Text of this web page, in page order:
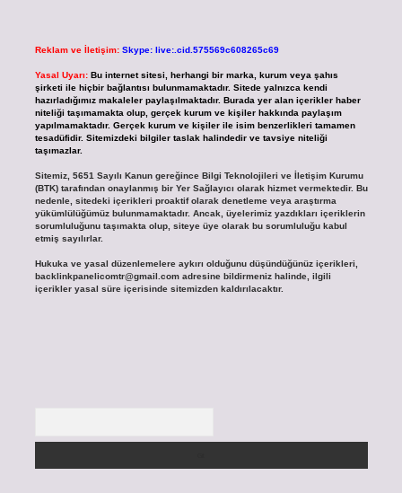
Reklam ve İletişim: Skype: live:.cid.575569c608265c69
Yasal Uyarı: Bu internet sitesi, herhangi bir marka, kurum veya şahıs
şirketi ile hiçbir bağlantısı bulunmamaktadır. Sitede yalnızca kendi
hazırladığımız makaleler paylaşılmaktadır. Burada yer alan içerikler haber
niteliği taşımamakta olup, gerçek kurum ve kişiler hakkında paylaşım
yapılmamaktadır. Gerçek kurum ve kişiler ile isim benzerlikleri tamamen
tesadüfidir. Sitemizdeki bilgiler taslak halindedir ve tavsiye niteliği
taşımazlar.
Sitemiz, 5651 Sayılı Kanun gereğince Bilgi Teknolojileri ve İletişim Kurumu
(BTK) tarafından onaylanmış bir Yer Sağlayıcı olarak hizmet vermektedir. Bu
nedenle, sitedeki içerikleri proaktif olarak denetleme veya araştırma
yükümlülüğümüz bulunmamaktadır. Ancak, üyelerimiz yazdıkları içeriklerin
sorumluluğunu taşımakta olup, siteye üye olarak bu sorumluluğu kabul
etmiş sayılırlar.
Hukuka ve yasal düzenlemelere aykırı olduğunu düşündüğünüz içerikleri,
backlinkpanelicomtr@gmail.comadresine bildirmeniz halinde, ilgili
içerikler yasal süre içerisinde sitemizden kaldırılacaktır.